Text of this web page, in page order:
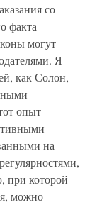
со
факта
могут
Я
как Солон,
опыт
на
при которой
можно